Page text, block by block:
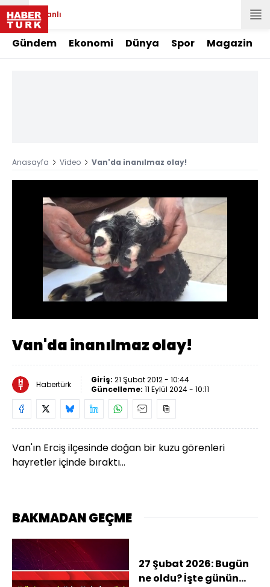
Canlı
Gündem Ekonomi Dünya Spor Magazin
Anasayfa Video Van'da inanılmaz olay!
Aç
Yüklendi:
66.16%
Hızı
Van'da inanılmaz olay!
Habertürk Giriş: 21 Şubat 2012 - 10:44
Güncelleme: 11 Eylül 2024 - 10:11
Van'ın Erciş ilçesinde doğan bir kuzu görenleri
hayretler içinde bıraktı...
BAKMADAN GEÇME
27 Şubat 2026: Bugün
ne oldu? İşte günün